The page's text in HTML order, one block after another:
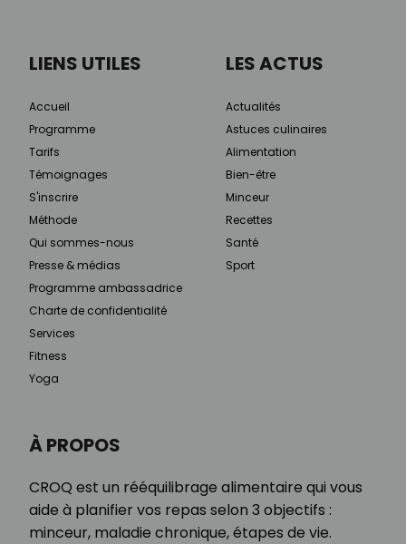
À PROPOS
CROQ est un rééquilibrage alimentaire qui vous
aide à planifier vos repas selon 3 objectifs :
minceur, maladie chronique, étapes de vie.
LIENS UTILES
Accueil
Programme
Tarifs
Témoignages
S'inscrire
Méthode
Qui sommes-nous
Presse & médias
Programme ambassadrice
Charte de confidentialité
Services
Fitness
Yoga
LES ACTUS
Actualités
Astuces culinaires
Alimentation
Bien-être
Minceur
Recettes
Santé
Sport